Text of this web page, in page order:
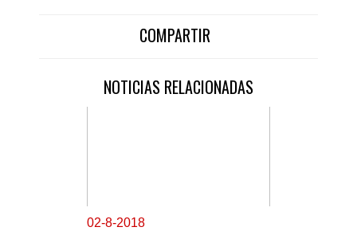
COMPARTIR
NOTICIAS RELACIONADAS
02-8-2018